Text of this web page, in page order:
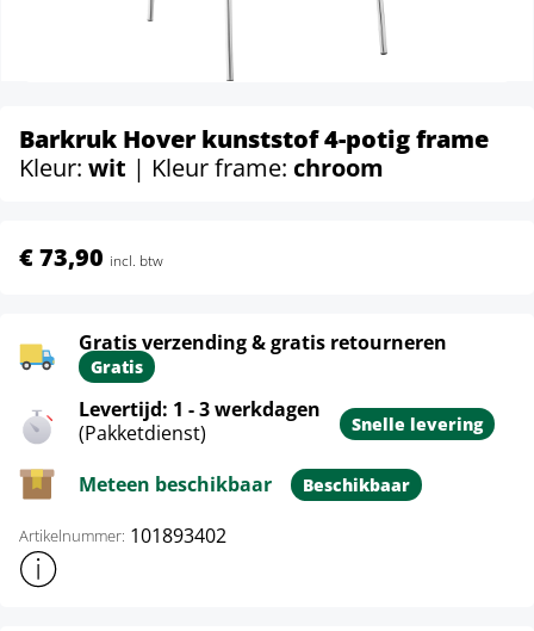
Barkruk Hover kunststof 4-potig frame
Kleur: wit | Kleur frame: chroom
€ 73,90 incl. btw
Gratis verzending & gratis retourneren
Gratis
Levertijd: 1 - 3 werkdagen
(Pakketdienst)
Snelle levering
Meteen beschikbaar Beschikbaar
Artikelnummer: 101893402
Toon meer productinformatie